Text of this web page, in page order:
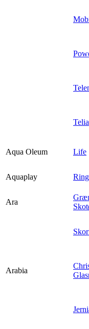
Telia
Aqua Oleum Life
Aquaplay
Ara
Arabia